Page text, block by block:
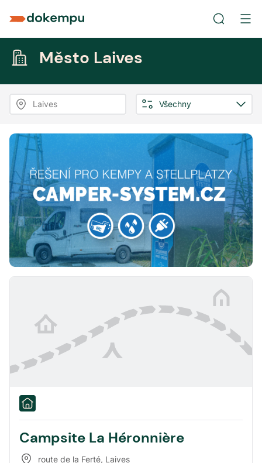
Město Laives
Laives Všechny
Campsite La Héronnière
route de la Ferté, Laives